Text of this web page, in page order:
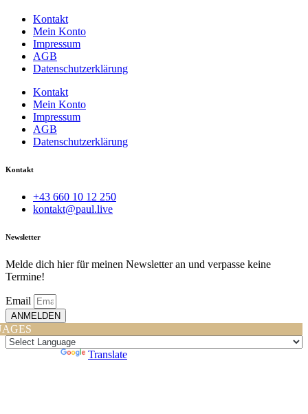
Kontakt
Mein Konto
Impressum
AGB
Datenschutzerklärung
Kontakt
Mein Konto
Impressum
AGB
Datenschutzerklärung
Kontakt
+43 660 10 12 250
kontakt@paul.live
Newsletter
Melde dich hier für meinen Newsletter an und verpasse keine
Termine!
Email
ANMELDEN
Translate